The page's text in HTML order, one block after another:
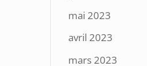
mai 2023
avril 2023
mars 2023